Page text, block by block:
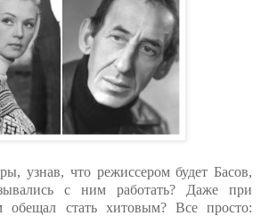
узнав, что режиссером будет Басов,
с ним работать? Даже при
обещал стать хитовым? Все просто: